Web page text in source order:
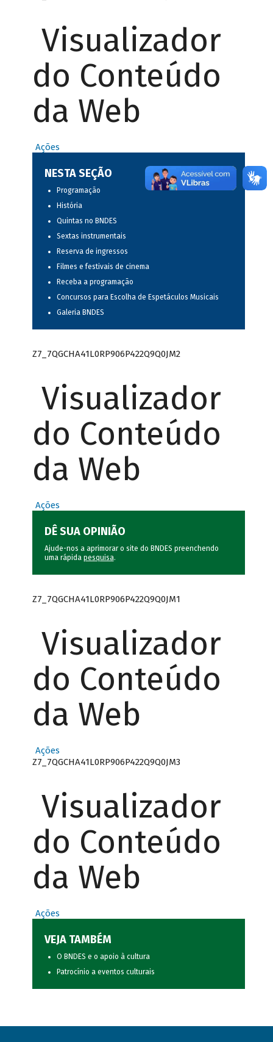
Visualizador
do Conteúdo
da Web
Ações
NESTA SEÇÃO
Programação
História
Quintas no BNDES
Sextas instrumentais
Reserva de ingressos
Filmes e festivais de cinema
Receba a programação
Concursos para Escolha de Espetáculos Musicais
Galeria BNDES
Z7_7QGCHA41L0RP906P422Q9Q0JM2
Visualizador
do Conteúdo
da Web
Ações
DÊ SUA OPINIÃO
Ajude-nos a aprimorar o site do BNDES preenchendo
uma rápida pesquisa.
Z7_7QGCHA41L0RP906P422Q9Q0JM1
Visualizador
do Conteúdo
da Web
Ações
Z7_7QGCHA41L0RP906P422Q9Q0JM3
Visualizador
do Conteúdo
da Web
Ações
VEJA TAMBÉM
O BNDES e o apoio à cultura
Patrocínio a eventos culturais